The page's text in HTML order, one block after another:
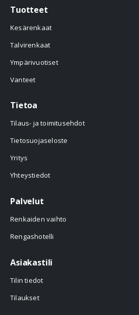
Tuotteet
Kesärenkaat
Talvirenkaat
Ympärivuotiset
Vanteet
Tietoa
Tilaus- ja toimitusehdot
Tietosuojaseloste
Yritys
Yhteystiedot
Palvelut
Renkaiden vaihto
Rengashotelli
Asiakastili
Tilin tiedot
Tilaukset